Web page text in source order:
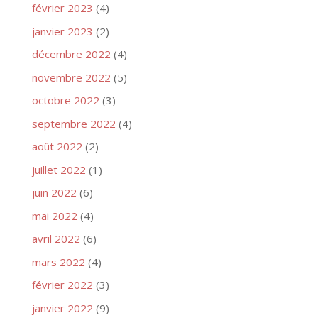
février 2023 (4)
janvier 2023 (2)
décembre 2022 (4)
novembre 2022 (5)
octobre 2022 (3)
septembre 2022 (4)
août 2022 (2)
juillet 2022 (1)
juin 2022 (6)
mai 2022 (4)
avril 2022 (6)
mars 2022 (4)
février 2022 (3)
janvier 2022 (9)